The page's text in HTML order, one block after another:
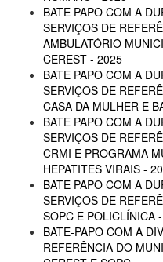
BATE PAPO COM A
SERVIÇOS DE
AMBULATÓRIO
CEREST - 2025
BATE PAPO COM A
SERVIÇOS DE
CASA DA MULHER E
BATE PAPO COM A
SERVIÇOS DE
CRMI E PROGRAMA
HEPATITES VIRAIS -
BATE PAPO COM A
SERVIÇOS DE
SOPC E POLICLÍNICA
BATE-PAPO COM A
REFERÊNCIA DO